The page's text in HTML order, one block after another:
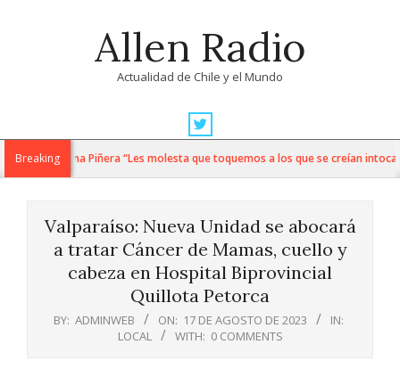
Allen Radio
Actualidad de Chile y el Mundo
Navigation
MenuBreaking
Magdalena Piñera “Les molesta que toquemos a los que se creían
Valparaíso: Nueva Unidad se abocará
a tratar Cáncer de Mamas, cuello y
cabeza en Hospital Biprovincial
Quillota Petorca
BY: ADMINWEB ON: 17 DE AGOSTO DE 2023
IN:
LOCAL
WITH: 0 COMMENTS